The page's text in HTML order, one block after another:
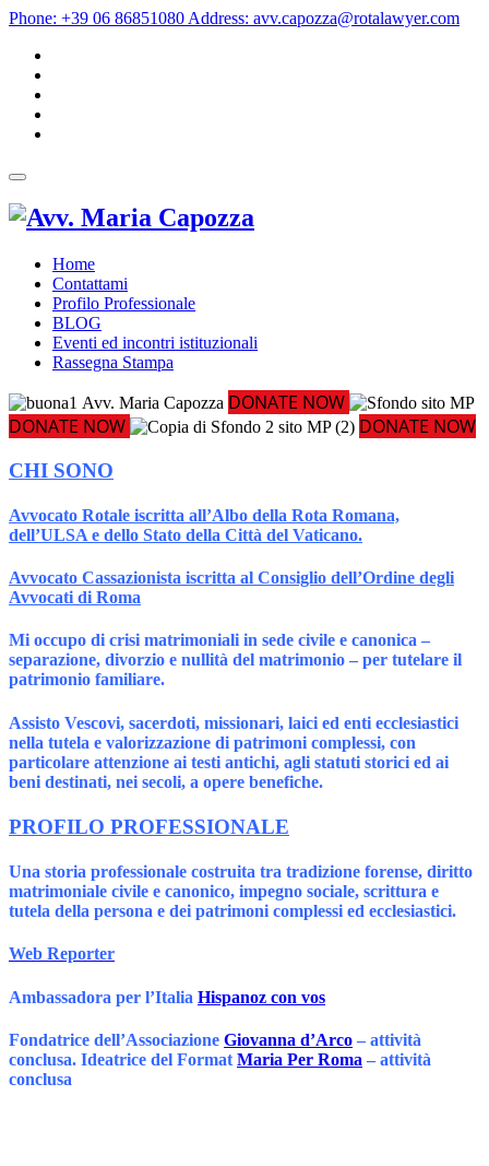
Phone: +39 06 86851080 Address: avv.capozza@rotalawyer.com
Home
Contattami
Profilo Professionale
BLOG
Eventi ed incontri istituzionali
Rassegna Stampa
Avv. Maria Capozza DONATE NOW
DONATE NOW
DONATE NOW
CHI SONO
Avvocato Rotale iscritta all’Albo della Rota Romana,
dell’ULSA e dello Stato della Città del Vaticano.
Avvocato Cassazionista iscritta al Consiglio dell’Ordine degli
Avvocati di Roma
Mi occupo di crisi matrimoniali in sede civile e canonica –
separazione, divorzio e nullità del matrimonio – per tutelare il
patrimonio familiare.
Assisto Vescovi, sacerdoti, missionari, laici ed enti ecclesiastici
nella tutela e valorizzazione di patrimoni complessi, con
particolare attenzione ai testi antichi, agli statuti storici ed ai
beni destinati, nei secoli, a opere benefiche.
PROFILO PROFESSIONALE
Una storia professionale costruita tra tradizione forense, diritto
matrimoniale civile e canonico, impegno sociale, scrittura e
tutela della persona e dei patrimoni complessi ed ecclesiastici.
Web Reporter
Ambassadora per l’Italia Hispanoz con vos
Fondatrice dell’Associazione Giovanna d’Arco – attività
conclusa. Ideatrice del Format Maria Per Roma – attività
conclusa